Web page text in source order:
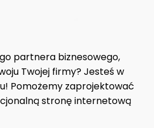
partnera biznesowego,
Twojej firmy? Jesteś w
Pomożemy zaprojektować
stronę internetową